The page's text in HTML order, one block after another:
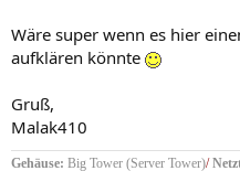
Wäre super wenn es hier
aufklären könnte
Gruß,
Malak410
Gehäuse: Big Tower (Server Tower)/